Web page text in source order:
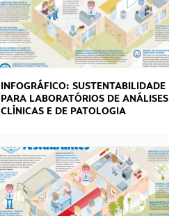
INFOGRÁFICO: SUSTENTABILIDADE
PARA LABORATÓRIOS DE ANÁLISES
CLÍNICAS E DE PATOLOGIA